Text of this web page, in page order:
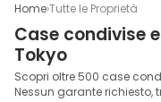
Home›Tutte le Proprietà
Case condivise
Tokyo
Scopri oltre 500 case
Nessun garante richiesto,